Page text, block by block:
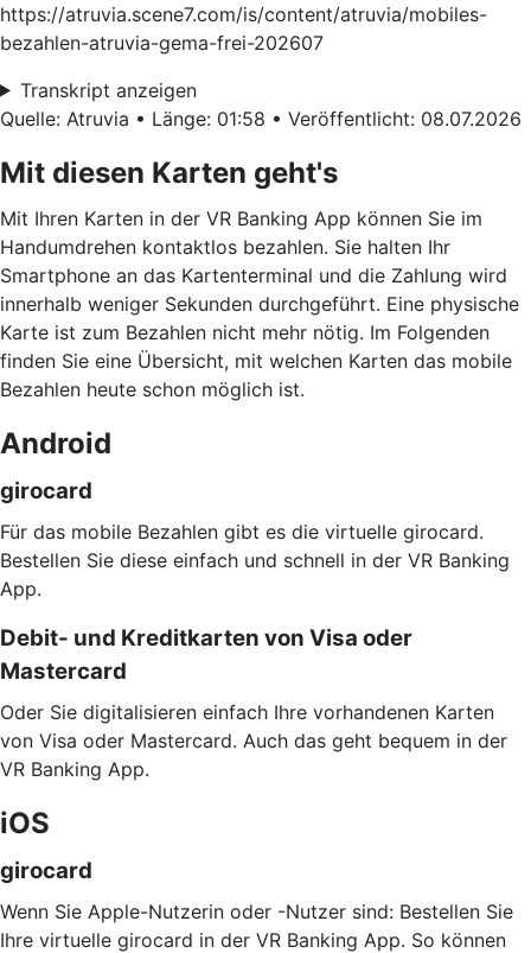
https://atruvia.scene7.com/is/content/atruvia/mobiles-
bezahlen-atruvia-gema-frei-202607
Transkript anzeigen
Quelle: Atruvia • Länge: 01:58 • Veröffentlicht: 08.07.2026
Mit diesen Karten geht's
Mit Ihren Karten in der VR Banking App können Sie im
Handumdrehen kontaktlos bezahlen. Sie halten Ihr
Smartphone an das Kartenterminal und die Zahlung wird
innerhalb weniger Sekunden durchgeführt. Eine physische
Karte ist zum Bezahlen nicht mehr nötig. Im Folgenden
finden Sie eine Übersicht, mit welchen Karten das mobile
Bezahlen heute schon möglich ist.
Android
girocard
Für das mobile Bezahlen gibt es die virtuelle girocard.
Bestellen Sie diese einfach und schnell in der VR Banking
App.
Debit- und Kreditkarten von Visa oder
Mastercard
Oder Sie digitalisieren einfach Ihre vorhandenen Karten
von Visa oder Mastercard. Auch das geht bequem in der
VR Banking App.
iOS
girocard
Wenn Sie Apple-Nutzerin oder -Nutzer sind: Bestellen Sie
Ihre virtuelle girocard in der VR Banking App. So können